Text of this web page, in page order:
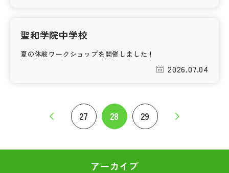
聖和学院中学校
夏の体験ワークショップを開催しました！
2026.07.04
27 28 29
アーカイブ